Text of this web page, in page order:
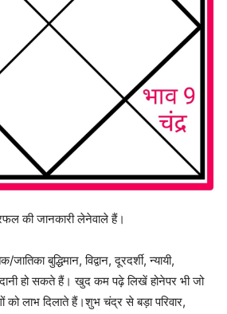
की जानकारी लेनेवाले हैं।
बुद्धिमान, विद्वान, दूरदर्शी, न्यायी,
हो सकते हैं। खुद कम पढ़े लिखें होनेपर भी जो
लाभ दिलाते हैं।शुभ चंद्र से बड़ा परिवार,